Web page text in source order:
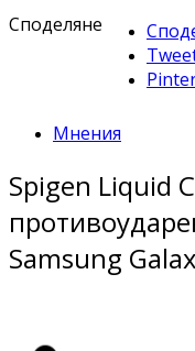
Споделяне
Мнения
Spigen Liquid
Samsung